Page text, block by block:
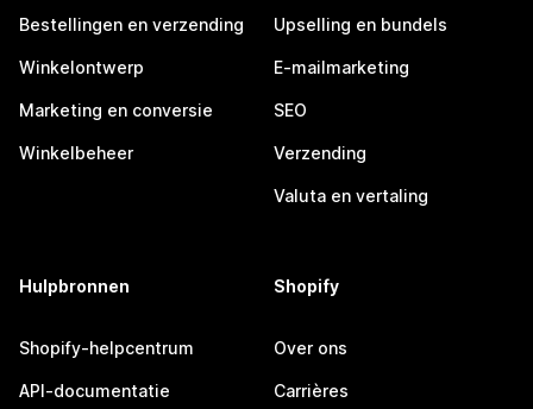
Bestellingen en verzending
Winkelontwerp
Marketing en conversie
Winkelbeheer
Upselling en bundels
E-mailmarketing
SEO
Verzending
Valuta en vertaling
Hulpbronnen
Shopify-helpcentrum
API-documentatie
Shopify
Over ons
Carrières